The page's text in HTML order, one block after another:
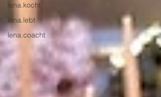
lena.kocht
lena.lebt
lena.coacht